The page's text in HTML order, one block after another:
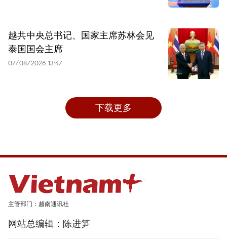
越共中央总书记、国家主席苏林会见
泰国国会主席
07/08/2026 13:47
下载更多
主管部门：越南通讯社
网站总编辑：陈进笋